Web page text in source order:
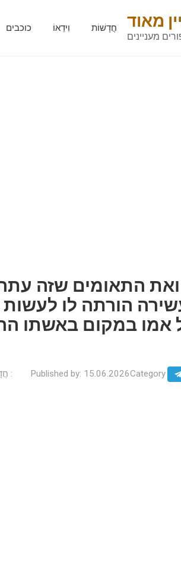
מאוד
מעניינים
חֲדָשׁוֹת וִידֵאוֹ כוכבים
התאומים שזה עתה
הורתה לו
במקום באשתו
Published by: 15.06.2026Category: